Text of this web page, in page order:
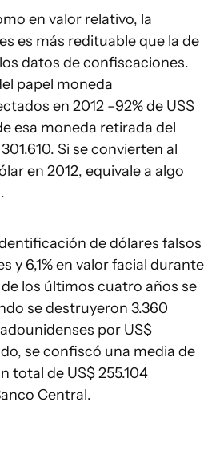
en valor relativo, la
es más redituable que la de
datos de confiscaciones.
papel moneda
en 2012 –92% de US$
esa moneda retirada del
Si se convierten al
en 2012, equivale a algo
de dólares falsos
y 6,1% en valor facial durante
los últimos cuatro años se
se destruyeron 3.360
por US$
se confiscó una media de
total de US$ 255.104
Central.